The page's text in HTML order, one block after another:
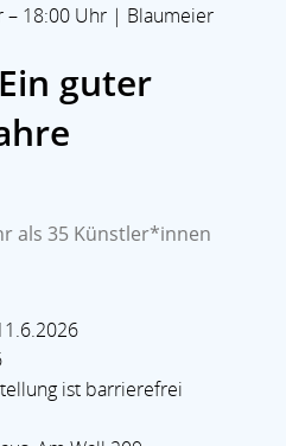
– 18:00 Uhr | Blaumeier
guter
als 35 Künstler*innen
ist barrierefrei